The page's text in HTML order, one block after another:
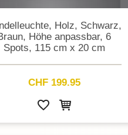
Holz, Schwarz,
Höhe anpassbar, 6
Spots, 115 cm x 20 cm
CHF 199.95